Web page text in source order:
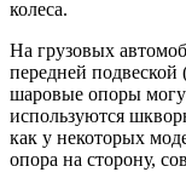
колеса.
На грузовых
передней подвеской
шаровые опоры
используются
как у некоторых
опора на сторону,